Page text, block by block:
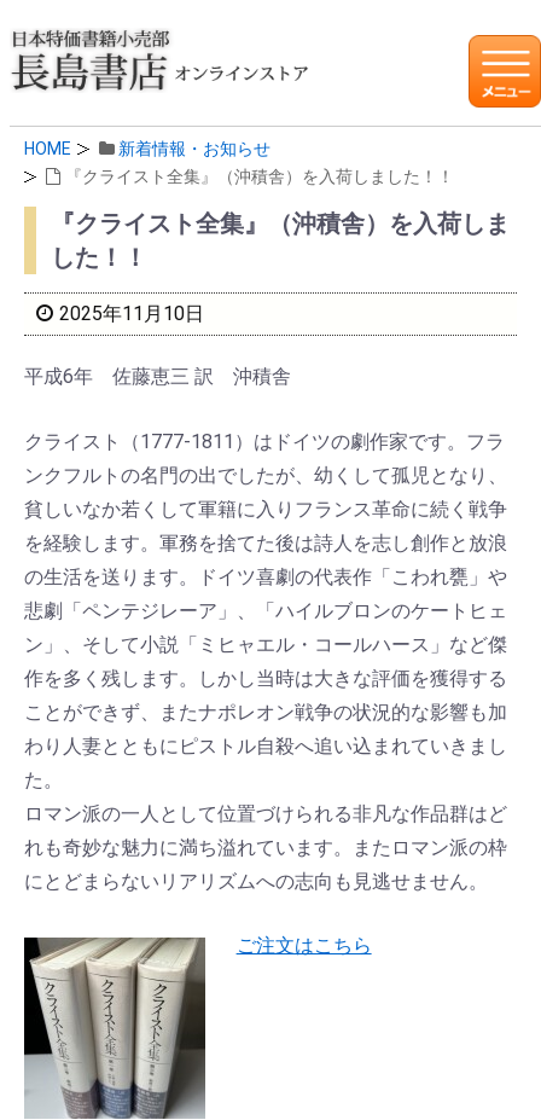
HOME
新着情報・お知らせ
『クライスト全集』（沖積舎）を入荷しました！！
『クライスト全集』（沖積舎）を入荷しま
した！！
2025年11月10日
平成6年 佐藤恵三 訳 沖積舎
クライスト（1777-1811）はドイツの劇作家です。フラ
ンクフルトの名門の出でしたが、幼くして孤児となり、
貧しいなか若くして軍籍に入りフランス革命に続く戦争
を経験します。軍務を捨てた後は詩人を志し創作と放浪
の生活を送ります。ドイツ喜劇の代表作「こわれ甕」や
悲劇「ペンテジレーア」、「ハイルブロンのケートヒェ
ン」、そして小説「ミヒャエル・コールハース」など傑
作を多く残します。しかし当時は大きな評価を獲得する
ことができず、またナポレオン戦争の状況的な影響も加
わり人妻とともにピストル自殺へ追い込まれていきまし
た。
ロマン派の一人として位置づけられる非凡な作品群はど
れも奇妙な魅力に満ち溢れています。またロマン派の枠
にとどまらないリアリズムへの志向も見逃せません。
ご注文はこちら